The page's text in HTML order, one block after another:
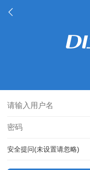
安全提问(未设置请忽略)